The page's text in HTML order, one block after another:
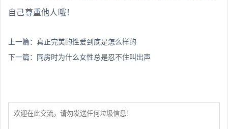
自己尊重他人哦！
上一篇： 真正完美的性爱到底是怎么样的
下一篇：
同房时为什么女性总是忍不住叫出声